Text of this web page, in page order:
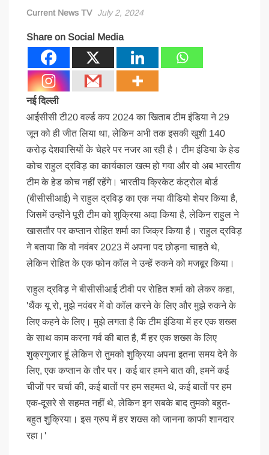
Current News TV July 2, 2024
Share on Social Media
नई दिल्ली
आईसीसी टी20 वर्ल्ड कप 2024 का खिताब टीम इंडिया ने 29
जून को ही जीत लिया था, लेकिन अभी तक इसकी खुशी 140
करोड़ देशवासियों के चेहरे पर नजर आ रही है। टीम इंडिया के हेड
कोच राहुल द्रविड़ का कार्यकाल खत्म हो गया और वो अब भारतीय
टीम के हेड कोच नहीं रहेंगे। भारतीय क्रिकेट कंट्रोल बोर्ड
(बीसीसीआई) ने राहुल द्रविड़ का एक नया वीडियो शेयर किया है,
जिसमें उन्होंने पूरी टीम को शुक्रिया अदा किया है, लेकिन राहुल ने
खासतौर पर कप्तान रोहित शर्मा का जिक्र किया है। राहुल द्रविड़
ने बताया कि वो नवंबर 2023 में अपना पद छोड़ना चाहते थे,
लेकिन रोहित के एक फोन कॉल ने उन्हें रुकने को मजबूर किया।
राहुल द्रविड़ ने बीसीसीआई टीवी पर रोहित शर्मा को लेकर कहा,
'थैंक यू रो, मुझे नवंबर में वो कॉल करने के लिए और मुझे रुकने के
लिए कहने के लिए। मुझे लगता है कि टीम इंडिया में हर एक शख्स
के साथ काम करना गर्व की बात है, मैं हर एक शख्स के लिए
शुक्रगुजार हूं लेकिन रो तुमको शुक्रिया अपना इतना समय देने के
लिए, एक कप्तान के तौर पर। कई बार हमने बात की, हमनें कई
चीजों पर चर्चा की, कई बातों पर हम सहमत थे, कई बातों पर हम
एक-दूसरे से सहमत नहीं थे, लेकिन इन सबके बाद तुमको बहुत-
बहुत शुक्रिया। इस ग्रुप में हर शख्स को जानना काफी शानदार
रहा।'